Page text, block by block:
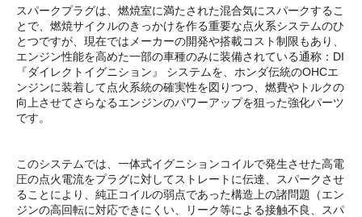
スパークプラグは、燃焼室に満たされた混合気にスパークするこ
とで、燃焼サイクルのきっかけを作る重要な点火系システムのひ
とつですが、現在ではメーカーの開発や搭載コスト制限もあり、
エンジン性能を高めた一部の車種のみに装備されている通称：DI
『ダイレクトイグニション』 システムを、ホンダ伝統のOHCエ
ンジンに装着して点火系統の確実性を図りつつ、燃費やトルクの
向上させてさらなるエンジンのパワーアップを狙った強化パーツ
です。
このシステムでは、一体式イグニションコイルで発生させた高電
圧の点火電流をプラグに対してストレートに伝達、スパークさせ
ることにより、純正コイルの弱点であった構造上の諸問題（エン
ジンの高回転に対応できにくい、リーク等による接触不良、スパ